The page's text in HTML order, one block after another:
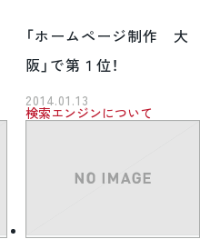
「ホームページ制作 大
阪」で第１位！
2014.01.13
検索エンジンについて